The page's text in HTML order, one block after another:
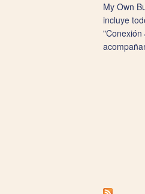
My Own
incluye
"Conexión